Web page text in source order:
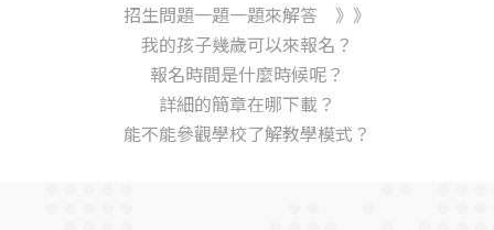
招生問題一題一題來解答 》》
我的孩子幾歲可以來報名？
報名時間是什麼時候呢？
詳細的簡章在哪下載？
能不能參觀學校了解教學模式？